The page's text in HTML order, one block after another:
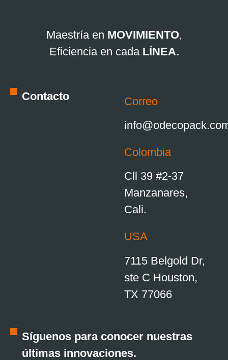
Maestría en MOVIMIENTO,
Eficiencia en cada LÍNEA.
Contacto
Correo
Colombia
Cll 39 #2-37
Manzanares,
Cali.
USA
7115 Belgold Dr,
ste C Houston,
TX 77066
Síguenos para conocer nuestras
últimas innovaciones.